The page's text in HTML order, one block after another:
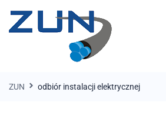
ZUN odbiór instalacji elektrycznej